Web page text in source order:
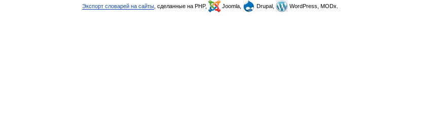
Экспорт словарей на сайты , сделанные на PHP, Joomla, Drupal, WordPress, MODx.